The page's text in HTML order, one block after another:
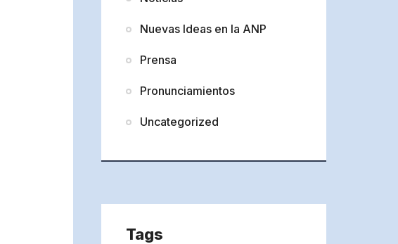
Nuevas Ideas en la ANP
Prensa
Pronunciamientos
Uncategorized
Tags